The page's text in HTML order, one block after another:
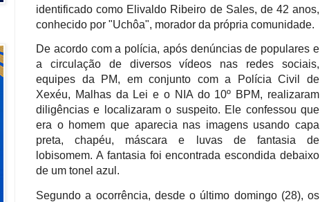
identificado como Elivaldo Ribeiro de Sales, de 42 anos,
conhecido por "Uchôa", morador da própria comunidade.
De acordo com a polícia, após denúncias de populares e
a circulação de diversos vídeos nas redes sociais,
equipes da PM, em conjunto com a Polícia Civil de
Xexéu, Malhas da Lei e o NIA do 10º BPM, realizaram
diligências e localizaram o suspeito. Ele confessou que
era o homem que aparecia nas imagens usando capa
preta, chapéu, máscara e luvas de fantasia de
lobisomem. A fantasia foi encontrada escondida debaixo
de um tonel azul.
Segundo a ocorrência, desde o último domingo (28), os